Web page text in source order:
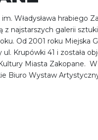
Władysława hrabiego
z najstarszych galerii
Od 2001 roku Miejska
ul. Krupówki 41 i została
Miasta Zakopane. W
Biuro Wystaw